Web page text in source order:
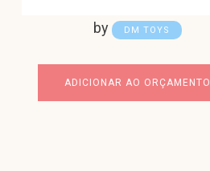
by DM TOYS
ADICIONAR AO ORÇAMENTO